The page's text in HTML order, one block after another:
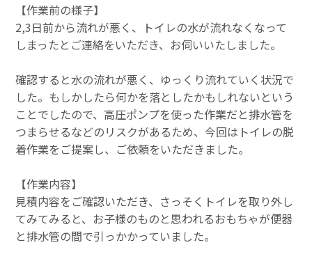
【作業前の様子】
2,3日前から流れが悪く、トイレの水が流れなくなって
しまったとご連絡をいただき、お伺いいたしました。
確認すると水の流れが悪く、ゆっくり流れていく状況で
した。もしかしたら何かを落としたかもしれないという
ことでしたので、高圧ポンプを使った作業だと排水管を
つまらせるなどのリスクがあるため、今回はトイレの脱
着作業をご提案し、ご依頼をいただきました。
【作業内容】
見積内容をご確認いただき、さっそくトイレを取り外し
てみてみると、お子様のものと思われるおもちゃが便器
と排水管の間で引っかかっていました。